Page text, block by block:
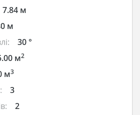
7.84 м
м
30 °
м2
м3
3
2